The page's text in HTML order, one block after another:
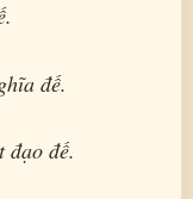
đế.
đạo đế.